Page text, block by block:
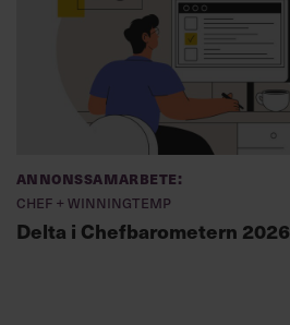
Annonssamarbete:
Chef + Winningtemp
Delta i Chefbarometern 2026